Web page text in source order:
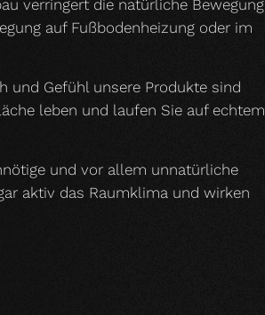
verringert die natürliche Bewegung
auf Fußbodenheizung oder im
und Gefühl unsere Produkte sind
leben und laufen Sie auf echtem
und vor allem unnatürliche
aktiv das Raumklima und wirken